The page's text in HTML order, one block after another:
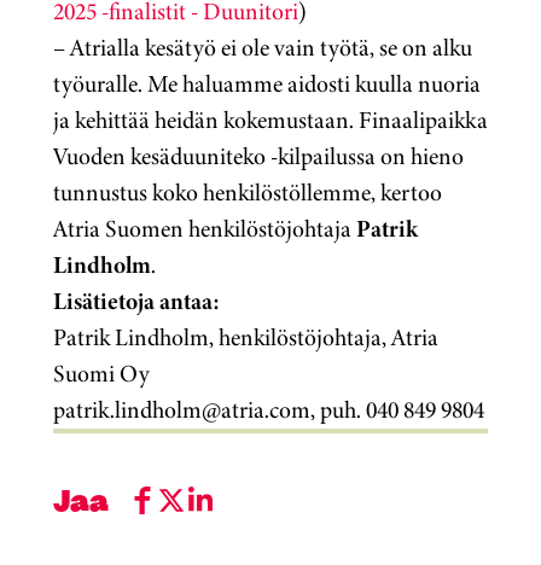
2025 -finalistit - Duunitori)
– Atrialla kesätyö ei ole vain työtä, se on alku
työuralle. Me haluamme aidosti kuulla nuoria
ja kehittää heidän kokemustaan. Finaalipaikka
Vuoden kesäduuniteko -kilpailussa on hieno
tunnustus koko henkilöstöllemme, kertoo
Atria Suomen henkilöstöjohtajaPatrik
Lindholm.
Lisätietoja antaa:
Patrik Lindholm, henkilöstöjohtaja, Atria
Suomi Oy
patrik.lindholm@atria.com, puh. 040 849 9804
Jaa